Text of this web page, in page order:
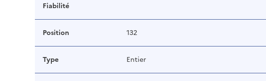
Fiabilité
Position 132
Type Entier